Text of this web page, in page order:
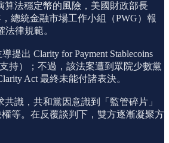
算法穩定幣的風險，美國財政部長
總統金融市場工作小組（PWG）報
律規範。
出 Clarity for Payment Stablecoins
持）；不過，該法案遭到眾院少數黨
Act 最終未能付諸表決。
識，共和黨因意識到「監管碎片」
等。在反覆談判下，雙方逐漸凝聚方